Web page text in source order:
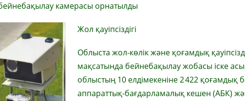
камерасы орнатылды
Жол қауіпсіздігі
Облыста жол-көлік және қоғамдық
мақсатында бейнебақылау жобасы іске
облыстың 10 елдімекеніне 2 422 қоғамдық
аппараттық-бағдарламалық кешен (АБК)